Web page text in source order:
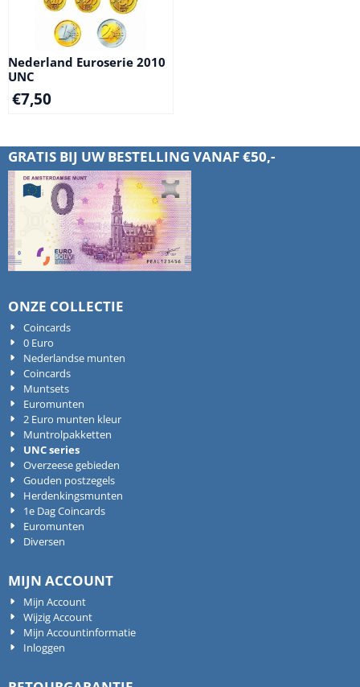
Nederland Euroserie 2010
UNC
€7,50
GRATIS BIJ UW BESTELLING VANAF €50,-
ONZE COLLECTIE
Coincards
0 Euro
Nederlandse munten
Coincards
Muntsets
Euromunten
2 Euro munten kleur
Muntrolpakketten
UNC series
Overzeese gebieden
Gouden postzegels
Herdenkingsmunten
1e Dag Coincards
Euromunten
Diversen
MIJN ACCOUNT
Mijn Account
Wijzig Account
Mijn Accountinformatie
Inloggen